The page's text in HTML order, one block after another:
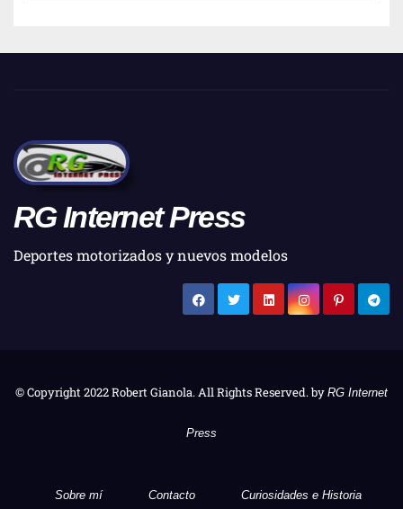
RG Internet Press
Deportes motorizados y nuevos modelos
© Copyright 2022 Robert Gianola. All Rights Reserved. by RG Internet
Press
Sobre mí Contacto Curiosidades e Historia